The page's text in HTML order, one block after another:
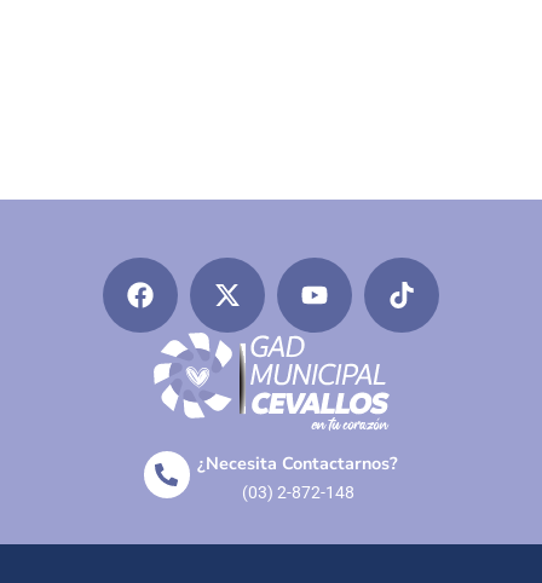
¿Necesita Contactarnos?
(03) 2-872-148